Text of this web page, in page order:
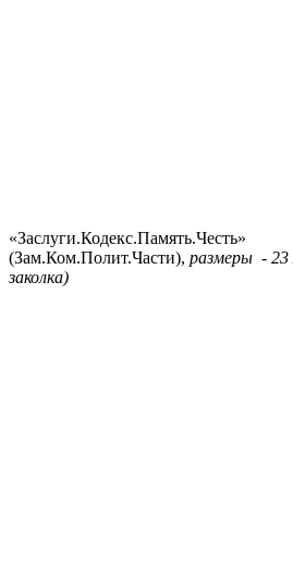
«Заслуги.Кодекс.Память.Честь»
(Зам.Ком.Полит.Части), размеры - 23
заколка)